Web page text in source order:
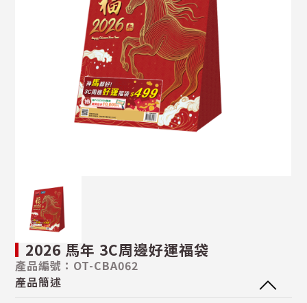
2026 馬年 3C周邊好運福袋
產品編號：OT-CBA062
產品簡述